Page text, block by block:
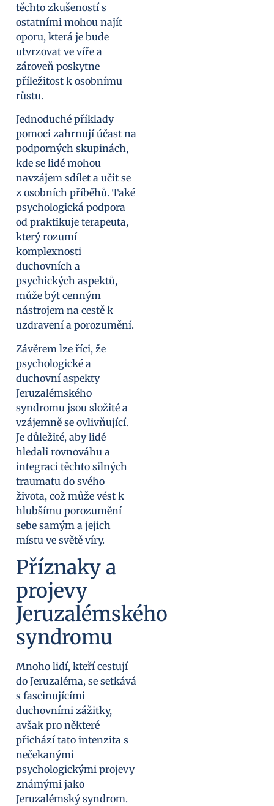
těchto zkušeností s
ostatními mohou najít
oporu, která je bude
utvrzovat ve víře a
zároveň poskytne
příležitost k osobnímu
růstu.
Jednoduché příklady
pomoci zahrnují účast na
podporných skupinách,
kde se lidé mohou
navzájem sdílet a učit se
z osobních příběhů. Také
psychologická podpora
od praktikuje terapeuta,
který rozumí
komplexnosti
duchovních a
psychických aspektů,
může být cenným
nástrojem na cestě k
uzdravení a porozumění.
Závěrem lze říci, že
psychologické a
duchovní aspekty
Jeruzalémského
syndromu jsou složité a
vzájemně se ovlivňující.
Je důležité, aby lidé
hledali rovnováhu a
integraci těchto silných
traumatu do svého
života, což může vést k
hlubšímu porozumění
sebe samým a jejich
místu ve světě víry.
Příznaky a
projevy
Jeruzalémského
syndromu
Mnoho lidí, kteří cestují
do Jeruzaléma, se setkává
s fascinujícími
duchovními zážitky,
avšak pro některé
přichází tato intenzita s
nečekanými
psychologickými projevy
známými jako
Jeruzalémský syndrom.